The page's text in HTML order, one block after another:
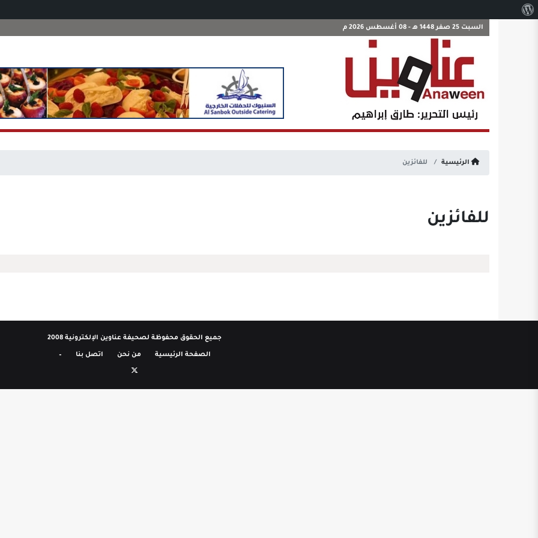
السبت 25 صفر 1448 هـ - 08 أغسطس 2026 م
الرئيسية للفائزين
للفائزين
جميع الحقوق محفوظة لصحيفة عناوين الإلكترونية 2008
الصفحة الرئيسية من نحن اتصل بنا –